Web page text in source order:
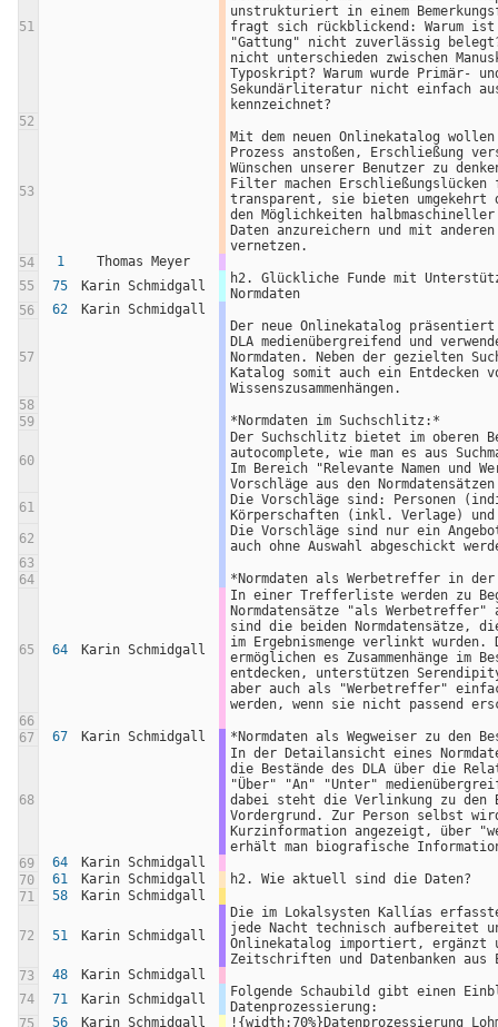
51
unstrukturiert in einem
fragt sich rückblickend: Warum ist
"Gattung" nicht zuverlässig belegt?
nicht unterschieden zwischen
Typoskript? Warum wurde Primär-
Sekundärliteratur nicht einfach
kennzeichnet?
52
53
Mit dem neuen Onlinekatalog
Prozess anstoßen, Erschließung
Wünschen unserer Benutzer zu
Filter machen Erschließungslücken
transparent, sie bieten umgekehrt
den Möglichkeiten
Daten anzureichern und mit anderen
vernetzen.
54
1
Thomas Meyer
55
75 Karin Schmidgall
h2. Glückliche Funde mit
Normdaten
56
62 Karin Schmidgall
57
Der neue Onlinekatalog präsentiert
DLA medienübergreifend und
Normdaten. Neben der gezielten
Katalog somit auch ein Entdecken
Wissenszusammenhängen.
58
59
*Normdaten im Suchschlitz:*
60
Der Suchschlitz bietet im oberen
autocomplete, wie man es aus
Im Bereich "Relevante Namen und
Vorschläge aus den
61
Die Vorschläge sind: Personen
Körperschaften (inkl. Verlage) und
62
Die Vorschläge sind nur ein
auch ohne Auswahl abgeschickt
63
64
*Normdaten als Werbetreffer in
65 64 Karin Schmidgall
In einer Trefferliste werden zu
Normdatensätze "als Werbetreffer"
sind die beiden Normdatensätze,
im Ergebnismenge verlinkt wurden.
ermöglichen es Zusammenhänge im
entdecken, unterstützen
aber auch als "Werbetreffer"
werden, wenn sie nicht passend
66
67
67 Karin Schmidgall *Normdaten als Wegweiser zu den
68
In der Detailansicht eines
die Bestände des DLA über die
"Über" "An" "Unter"
dabei steht die Verlinkung zu den
Vordergrund. Zur Person selbst
Kurzinformation angezeigt, über
erhält man biografische
69
64
Karin Schmidgall
70
61 Karin Schmidgall
h2. Wie aktuell sind die Daten?
71
58 Karin Schmidgall
72 51 Karin Schmidgall
Die im Lokalsysten Kallías
jede Nacht technisch aufbereitet
Onlinekatalog importiert, ergänzt
Zeitschriften und Datenbanken aus
73
48
Karin Schmidgall
74
71 Karin Schmidgall
Folgende Schaubild gibt einen
Datenprozessierung:
56 Karin Schmidgall